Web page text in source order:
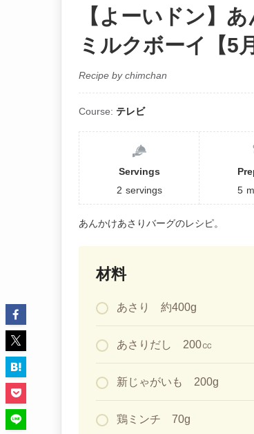
【よーいドン】
ミルクボーイ【5
Recipe by chimchan
Course: テレビ
Servings
2 servings
5
あんかけあさりバーグのレシピ。
材料
あさり 約400g
あさりだし 200㏄
新じゃがいも 200g
鶏ミンチ 70g